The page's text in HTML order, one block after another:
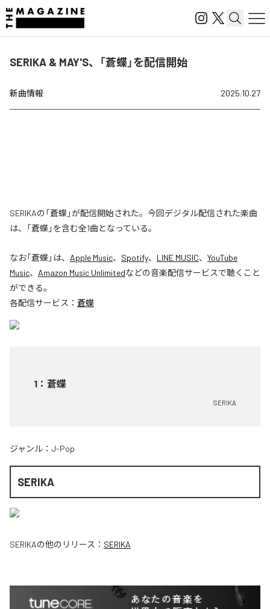
SERIKA & MAY'S、「蒼蝶」を配信開始
新曲情報 2025.10.27
SERIKAの「蒼蝶」が配信開始された。今回デジタル配信された楽曲
は、「蒼蝶」を含む全1曲となっている。
なお「蒼蝶」は、 Apple Music、 Spotify、 LINE MUSIC、 YouTube
Music、 Amazon Music Unlimitedなどの音楽配信サービスで聴くこと
ができる。
各配信サービス： 蒼蝶
1 ： 蒼蝶
SERIKA
ジャンル： J-Pop
SERIKA
SERIKAの他のリリース： SERIKA